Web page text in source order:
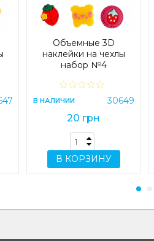
Объемные 3D
наклейки на чехлы
набор №4
В НАЛИЧИИ 30649
20 грн
В КОРЗИНУ